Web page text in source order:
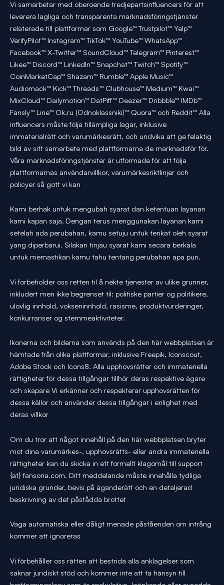
Vi samarbetar med oberoende tredjepartsinfluencers för att
leverera lagliga och transparenta marknadsföringstjänster
relaterade till plattformar som Google™ Trustpilot™ Yelp™
VerifyPilot™ Instagram™ TikTok™ YouTube™ WhatsApp™
Facebook™ X-Twitter™ SoundCloud™ Telegram™ Pinterest™
Likee™ Discord™ LinkedIn™ Snapchat™ Twitch™ Spotify™
CoinMarketCap™ Shazam™ Rumble™ Apple Music™
Audiomack™ Kick™ Threads™ Clubhouse™ Medium™ Kwai™
MixCloud™ Dailymotion™ DatPiff™ Deezer™ Dribbble™ IMDb™
Fansly™ Line™ Ok.ru (Odnoklassniki)™ Quora™ och Reddit™ Alla
influencers måste följa tillämpliga lagar, inklusive
immaterialrätt och varumärkesrätt, och undvika att ge felaktig
bild av sitt samarbete med plattformarna de marknadsför för.
Våra marknadsföringstjänster är utformade för att följa
plattformarnas användarvillkor, varumärkesriktlinjer och
policyer så gott vi kan
Kami berhak untuk mengubah syarat dan ketentuan layanan
kami kapan saja. Dengan terus menggunakan layanan kami
setelah ada perubahan, kamu setuju untuk terikat oleh syarat
yang diperbarui. Silakan tinjau syarat kami secara berkala
untuk memastikan kamu tahu tentang perubahan apa pun.
Vi forbeholder oss retten til å nekte tjenester av ulike grunner,
inkludert men ikke begrenset til: politiske partier og politikere,
ulovlig innhold, vokseninnhold, rasisme, produktvurderinger,
konkurranser og stemmeaktiviteter.
Ikonerna och bilderna som används på den här webbplatsen är
hämtade från olika plattformar, inklusive Freepik, Iconscout,
Adobe Stock och Icons8. Alla upphovsrätter och immateriella
rättigheter för dessa tillgångar tillhör deras respektive ägare
och skapare Vi erkänner och respekterar upphovsrätten för
dessa källor och använder dessa tillgångar i enlighet med
deras villkor
Om du tror att något innehåll på den här webbplatsen bryter
mot dina varumärkes-, upphovsrätts- eller andra immateriella
rättigheter kan du skicka in ett formellt klagomål till support
{at} fansoria.com. Ditt meddelande måste innehålla tydliga
juridiska grunder, bevis på äganderätt och en detaljerad
beskrivning av det påstådda brottet
Vaga automatiska eller dåligt menade påståenden om intrång
kommer att ignoreras
Vi förbehåller oss rätten att bestrida alla anklagelser som
saknar juridiskt stöd och kommer inte att ta hänsyn till